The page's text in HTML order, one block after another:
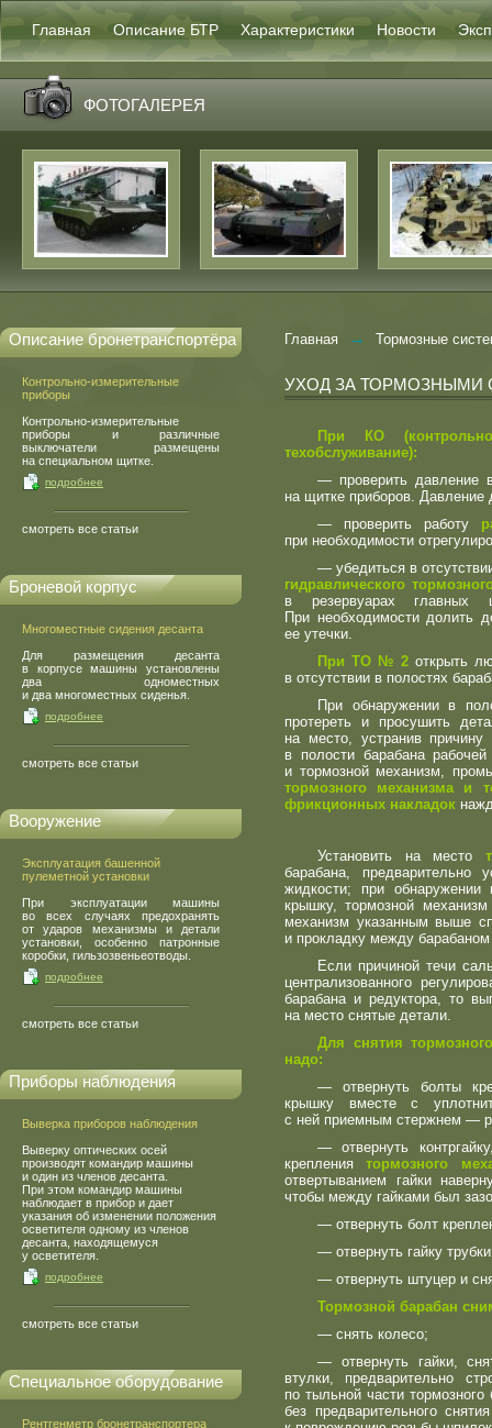
Главная Описание БТР Характеристики Новости
ФОТОГАЛЕРЕЯ
Описание бронетранспортёра
Контрольно-измерительные
приборы
Контрольно-измерительные
приборы и различные
выключатели размещены
на специальном щитке.
подробнее
смотреть все статьи
Броневой корпус
Многоместные сидения десанта
Для размещения десанта
в корпусе машины установлены
два одноместных
и два многоместных сиденья.
подробнее
смотреть все статьи
Вооружение
Эксплуатация башенной
пулеметной установки
При эксплуатации машины
во всех случаях предохранять
от ударов механизмы и детали
установки, особенно патронные
коробки, гильзозвеньеотводы.
подробнее
смотреть все статьи
Приборы наблюдения
Выверка приборов наблюдения
Выверку оптических осей
производят командир машины
и один из членов десанта.
При этом командир машины
наблюдает в прибор и дает
указания об изменении положения
осветителя одному из членов
десанта, находящемуся
у осветителя.
подробнее
смотреть все статьи
Специальное оборудование
Рентгенметр бронетранспортера
Главная → Тормозные
УХОД ЗА ТОРМОЗНЫМИ
При КО (
техобслуживание):
— проверить давление
на щитке приборов.
— проверить работу
при необходимости
— убедиться в
гидравлического
в резервуарах главных
При необходимости долить
ее утечки.
При ТО № 2 открыть
в отсутствии в полостях
При обнаружении в
протереть и просушить
на место, устранив
в полости барабана
и тормозной механизм,
тормозного механизма и
фрикционных накладок
Установить на место
барабана, предварительно
жидкости; при обнаружении
крышку, тормозной
механизм указанным выше
и прокладку между
Если причиной течи
централизованного
барабана и редуктора, то
на место снятые детали.
Для снятия
надо:
— отвернуть болты
крышку вместе с
с ней приемным стержнем —
— отвернуть
креплениятормозного
отвертыванием гайки
чтобы между гайками был
— отвернуть болт
— отвернуть гайку
— отвернуть штуцер и
Тормозной барабан
— снять колесо;
— отвернуть гайки,
втулки, предварительно
по тыльной части
без предварительного